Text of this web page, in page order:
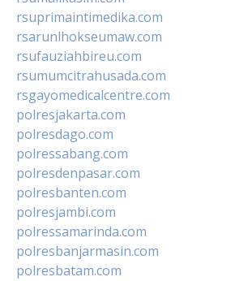
rsuprimaintimedika.com
rsarunlhokseumaw.com
rsufauziahbireu.com
rsumumcitrahusada.com
rsgayomedicalcentre.com
polresjakarta.com
polresdago.com
polressabang.com
polresdenpasar.com
polresbanten.com
polresjambi.com
polressamarinda.com
polresbanjarmasin.com
polresbatam.com